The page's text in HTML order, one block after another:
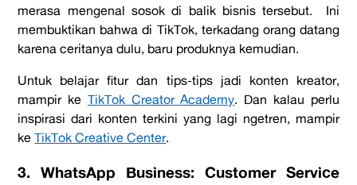
merasa mengenal sosok di balik bisnis tersebut. Ini
membuktikan bahwa di TikTok, terkadang orang datang
karena ceritanya dulu, baru produknya kemudian.
Untuk belajar fitur dan tips-tips jadi konten kreator,
mampir ke TikTok Creator Academy. Dan kalau perlu
inspirasi dari konten terkini yang lagi ngetren, mampir
keTikTok Creative Center.
3. WhatsApp Business: Customer Service